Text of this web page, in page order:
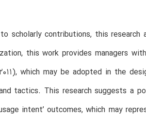
scholarly contributions, this research
this work provides managers
which may be adopted in the
tactics. This research suggests a
intent’ outcomes, which may